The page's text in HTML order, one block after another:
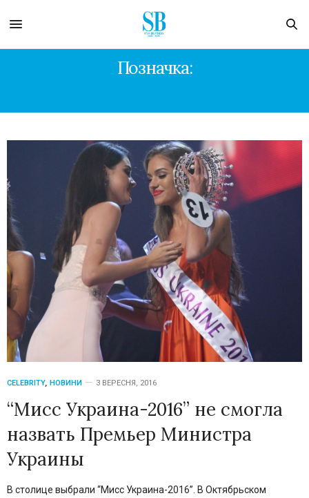
Позначка:
CELEBRITY, НОВИНИ 3 ВЕРЕСНЯ, 2016
“Мисс Украина-2016” не смогла
назвать Премьер Министра
Украины
В столице выбрали “Мисс Украина-2016”. В Октябрьском